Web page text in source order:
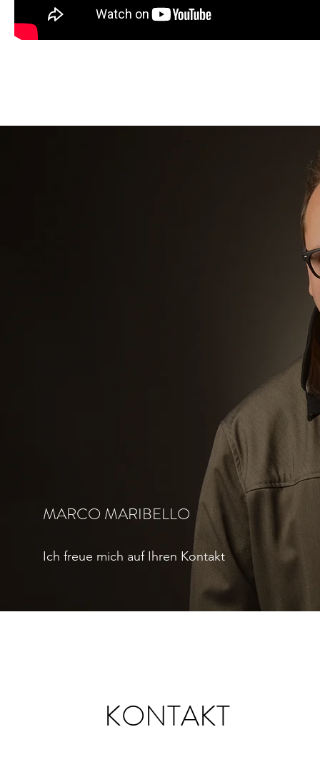
MARCO MARIBELLO
Ich freue mich auf Ihren Kontakt
KONTAKT